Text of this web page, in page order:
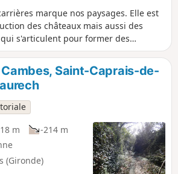
marque nos paysages. Elle est
des châteaux mais aussi des
s'articulent pour former des
de la manière d'habiter ces lieux-
argileuse, la pierre forment le socle
avec ce territoire et marque notre
Boucle n°5 de la
des Portes de l’Entre-Mers.
Saint-Caprais-de-
m
-214 m
(Gironde)